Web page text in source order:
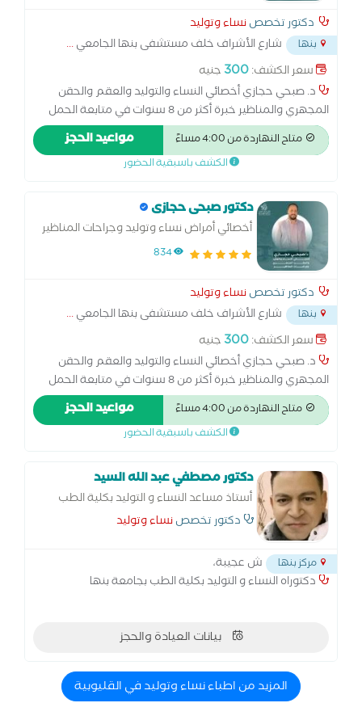
دكتور تخصصنساء وتوليد
بنها شارع الأشراف خلف مستشفى بنها الجامعي...
سعر الكشف:300 جنيه
د. صبحي حجازي أخصائي النساء والتوليد والعقم والحقن
المجهري والمناظير خبرة أكثر من 8 سنوات في متابعة الحمل
والولادة الطبيعية والقيصرية، وعلاج تأخر الحمل والحقن
المجهري. متخصص في مناظير الرحم والبطن وعلاج تكيس
المبايض وبطانة الرحم المهاجرة. أسعى لتقديم رعاية متكاملة
وحتى تحقيق حلم الأمومة
متاح النهاردة من 4:00 مساءً مواعيد الحجز
الكشف باسبقية الحضور
دكتور صبحى حجازى
أخصائي أمراض نساء وتوليد وجراحات المناظير
والحقن المجهري وتحديد نوع الجنين
834
دكتور تخصصنساء وتوليد
بنها شارع الأشراف خلف مستشفى بنها الجامعي...
سعر الكشف:300 جنيه
د. صبحي حجازي أخصائي النساء والتوليد والعقم والحقن
المجهري والمناظير خبرة أكثر من 8 سنوات في متابعة الحمل
والولادة الطبيعية والقيصرية، وعلاج تأخر الحمل والحقن
المجهري. متخصص في مناظير الرحم والبطن وعلاج تكيس
المبايض وبطانة الرحم المهاجرة. أسعى لتقديم رعاية متكاملة
وحتى تحقيق حلم الأمومة
متاح النهاردة من 4:00 مساءً مواعيد الحجز
الكشف باسبقية الحضور
دكتور مصطفي عبد الله السيد
أستاذ مساعد النساء و التوليد بكلية الطب
بجامعة بنها
دكتور تخصصنساء وتوليد
مركز بنها
ش عجيبة،
دكتوراه النساء و التوليد بكلية الطب بجامعة بنها
بيانات العيادة والحجز
المزيد من اطباء نساء وتوليد في القليوبية